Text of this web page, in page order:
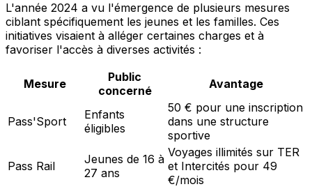
L'année 2024 a vu l'émergence de plusieurs mesures
ciblant spécifiquement les jeunes et les familles. Ces
initiatives visaient à alléger certaines charges et à
favoriser l'accès à diverses activités :
Mesure
Public
concerné
Avantage
Pass'Sport
Enfants
éligibles
50 € pour une inscription
dans une structure
sportive
Pass Rail
Jeunes de 16 à
27 ans
Voyages illimités sur TER
et Intercités pour 49
€/mois